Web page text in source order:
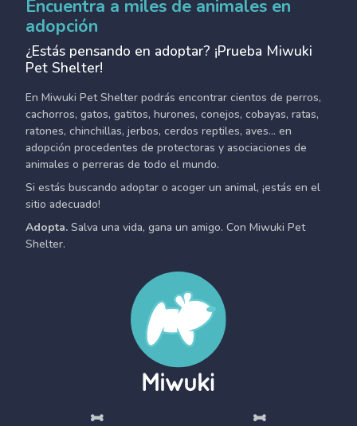
Encuentra a miles de animales en
adopción
¿Estás pensando en adoptar? ¡Prueba Miwuki
Pet Shelter!
En Miwuki Pet Shelter podrás encontrar cientos de perros,
cachorros, gatos, gatitos, hurones, conejos, cobayas, ratas,
ratones, chinchillas, jerbos, cerdos reptiles, aves... en
adopción procedentes de protectoras y asociaciones de
animales o perreras de todo el mundo.
Si estás buscando adoptar o acoger un animal, ¡estás en el
sitio adecuado!
Adopta. Salva una vida, gana un amigo. Con Miwuki Pet
Shelter.